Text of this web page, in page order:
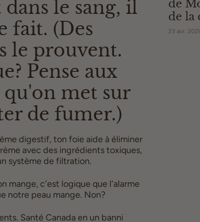
le sang, il
fait. (Des
le prouvent.
Pense aux
met sur
de fumer.)
digestif, ton foie aide à éliminer
avec des ingrédients toxiques,
système de filtration.
mange, c'est logique que l'alarme
notre peau mange. Non?
Santé Canada en un banni
de
de la
23 avr.